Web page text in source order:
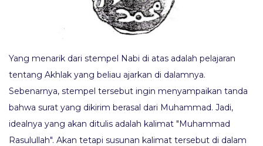
Yang menarik dari stempel Nabi di atas adalah pelajaran
tentang Akhlak yang beliau ajarkan di dalamnya.
Sebenarnya, stempel tersebut ingin menyampaikan tanda
bahwa surat yang dikirim berasal dari Muhammad. Jadi,
idealnya yang akan ditulis adalah kalimat "Muhammad
Rasulullah". Akan tetapi susunan kalimat tersebut di dalam